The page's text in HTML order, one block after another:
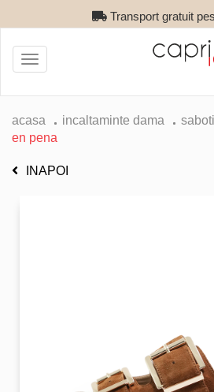
Transport gratuit
Toggle
navigation
acasa incaltaminte dama saboti
en pena
INAPOI